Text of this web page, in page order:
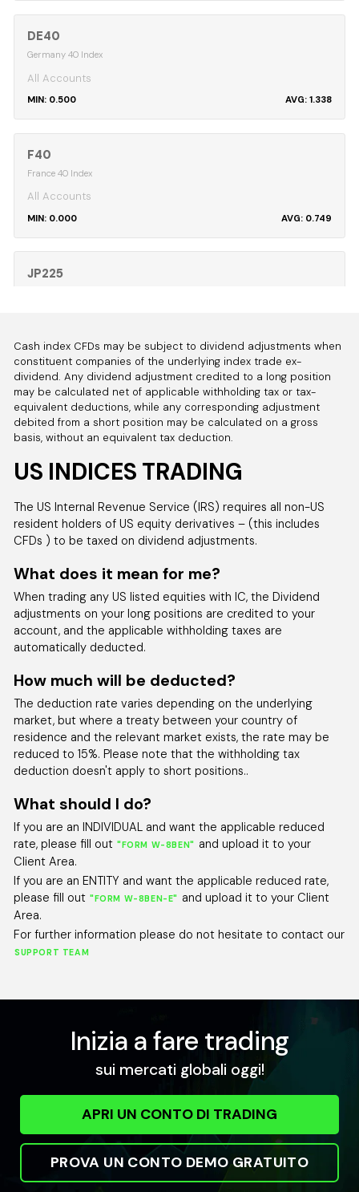
DE40
Germany 40 Index
0.500 1.338
All Accounts
F40
France 40 Index
0.000 0.749
All Accounts
JP225
STOXX50
EU Stocks 50 Index
All Accounts
UK100
UK 100 Index
1.000
US30
US Wall Street 30 Index
US500
US SPX 500 Index
0.200
USTEC
US Tech 100 Index
1.000 1.807
0.600
FTSE China A50 Index
3.290 6.953
All Accounts
Cash index CFDs may be subject to dividend adjustments when
constituent companies of the underlying index trade ex-
dividend. Any dividend adjustment credited to a long position
may be calculated net of applicable withholding tax or tax-
equivalent deductions, while any corresponding adjustment
debited from a short position may be calculated on a gross
basis, without an equivalent tax deduction.
US INDICES TRADING
The US Internal Revenue Service (IRS) requires all non-US
resident holders of US equity derivatives – (this includes
CFDs ) to be taxed on dividend adjustments.
What does it mean for me?
When trading any US listed equities with IC, the Dividend
adjustments on your long positions are credited to your
account, and the applicable withholding taxes are
automatically deducted.
How much will be deducted?
The deduction rate varies depending on the underlying
market, but where a treaty between your country of
residence and the relevant market exists, the rate may be
reduced to 15%. Please note that the withholding tax
deduction doesn't apply to short positions..
What should I do?
If you are an INDIVIDUAL and want the applicable reduced
rate, please fill out "FORM W-8BEN" and upload it to your
Client Area.
If you are an ENTITY and want the applicable reduced rate,
please fill out "FORM W-8BEN-E" and upload it to your Client
Area.
For further information please do not hesitate to contact our
SUPPORT TEAM
Inizia a fare trading
sui mercati globali oggi!
APRI UN CONTO DI TRADING
PROVA UN CONTO DEMO GRATUITO